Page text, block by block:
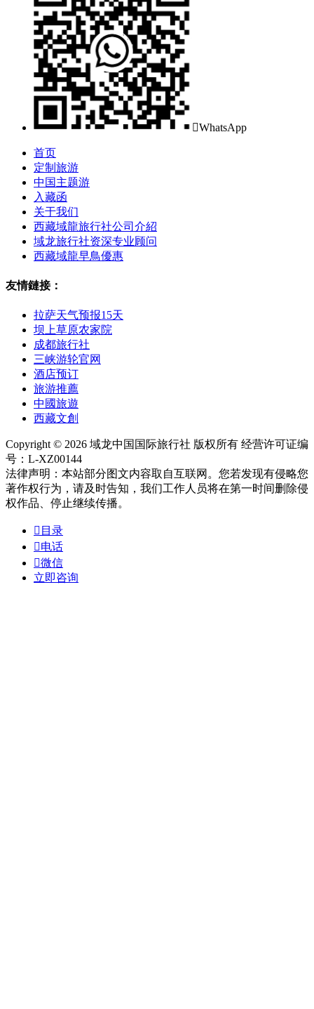
WhatsApp
首页
定制旅游
中国主题游
入藏函
关于我们
西藏域龍旅行社公司介紹
域龙旅行社资深专业顾问
西藏域龍早鳥優惠
友情鏈接：
拉萨天气预报15天
坝上草原农家院
成都旅行社
三峡游轮官网
酒店预订
旅游推薦
中國旅遊
西藏文創
Copyright © 2026 域龙中国国际旅行社 版权所有 经营许可证编
号：L-XZ00144
法律声明：本站部分图文内容取自互联网。您若发现有侵略您
著作权行为，请及时告知，我们工作人员将在第一时间删除侵
权作品、停止继续传播。
 目录
电话
微信
立即咨询